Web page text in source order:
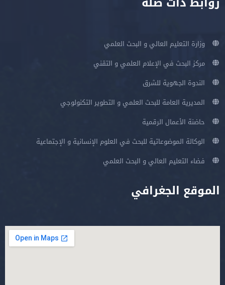
وزارة التعليم العالي و البحث العلمي
مركز البحث في الإعلام العلمي و التقني
الندوة الجهوية للشرق
المديرية العامة للبحث العلمي و التطوير التكنولوجي
حاضنة الأعمال الرقمية
الوكالة الموضوعاتية للبحث في العلوم الإنسانية و الإجتماعية
فضاء التعليم العالي و البحث العلمي
الموقع الجغرافي